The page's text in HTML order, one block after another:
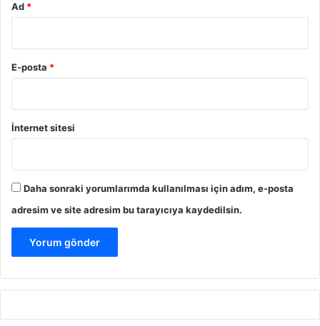
Ad *
E-posta *
İnternet sitesi
Daha sonraki yorumlarımda kullanılması için adım, e-posta
adresim ve site adresim bu tarayıcıya kaydedilsin.